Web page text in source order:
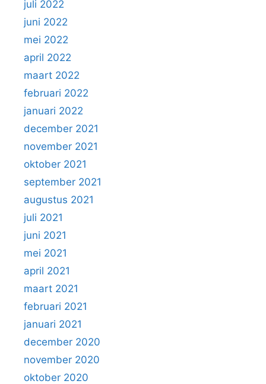
juli 2022
juni 2022
mei 2022
april 2022
maart 2022
februari 2022
januari 2022
december 2021
november 2021
oktober 2021
september 2021
augustus 2021
juli 2021
juni 2021
mei 2021
april 2021
maart 2021
februari 2021
januari 2021
december 2020
november 2020
oktober 2020